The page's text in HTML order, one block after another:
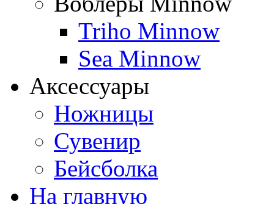
Triho Minnow
Sea Minnow
Аксессуары
Ножницы
Сувенир
Бейсболка
На главную